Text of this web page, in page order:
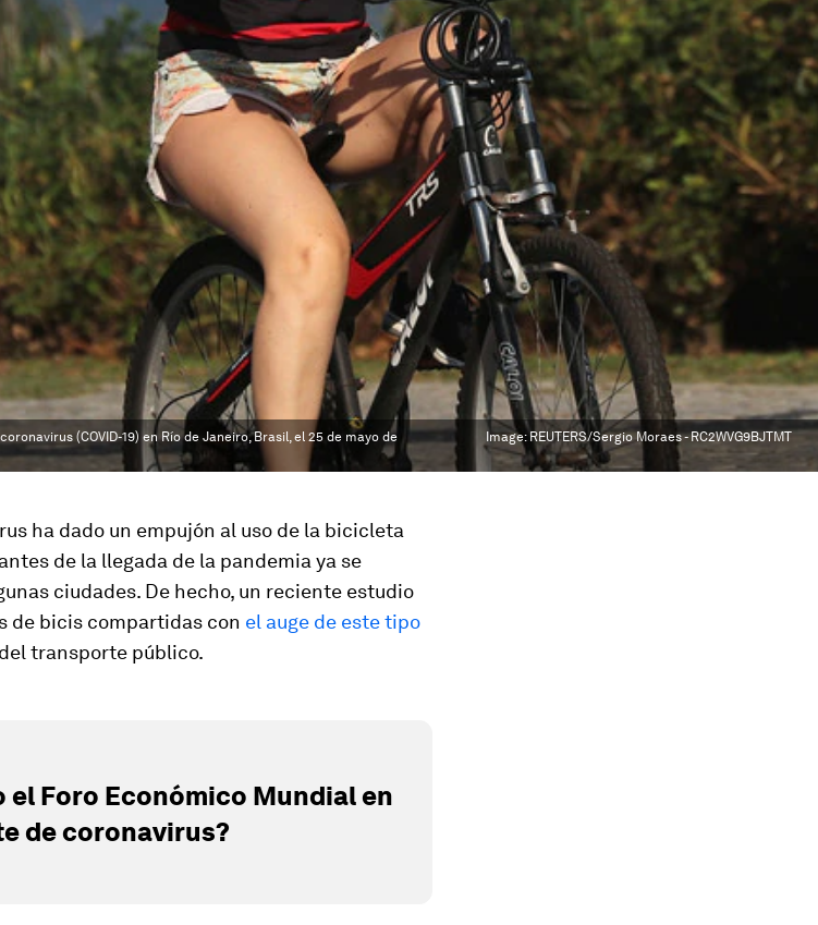
(COVID-19) en Río de Janeiro, Brasil, el 25 de mayo de
Image:REUTERS/Sergio Moraes - RC2WVG9BJTMT
ha dado un empujón al uso de la bicicleta
de la llegada de la pandemia ya se
ciudades. De hecho, un reciente estudio
de bicis compartidas con el auge de este tipo
transporte público.
el Foro Económico Mundial en
de coronavirus?